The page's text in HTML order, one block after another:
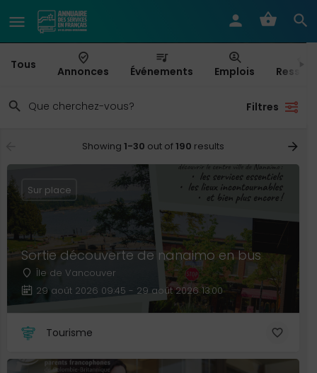
Tous Annonces Événements Emplois
Filtres
Showing 1-30 out of190 results
Sortie découverte de nanaimo en bus
Île de Vancouver
29 août 2026 09:45 - 29 août 2026 13:00
Sur place
Tourisme